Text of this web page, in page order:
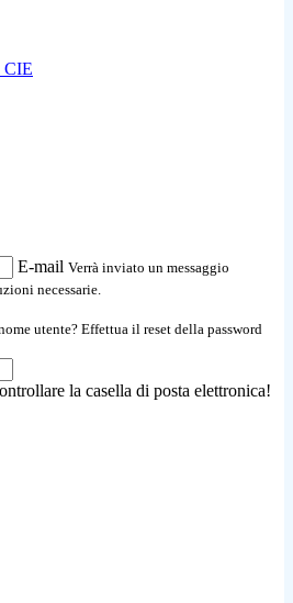
CIE
E-mail Verrà inviato un messaggio
necessarie.
utente? Effettua il reset della password
la casella di posta elettronica!